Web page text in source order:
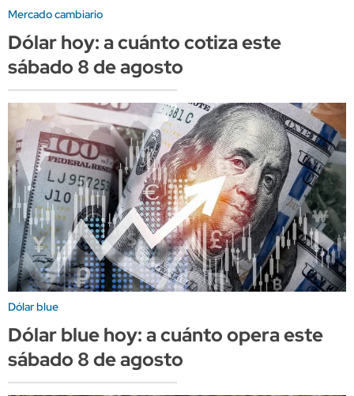
Mercado cambiario
Dólar hoy: a cuánto cotiza este
sábado 8 de agosto
Dólar blue
Dólar blue hoy: a cuánto opera este
sábado 8 de agosto